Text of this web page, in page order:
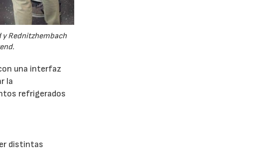
y Rednitzhembach
una interfaz
la
refrigerados
distintas